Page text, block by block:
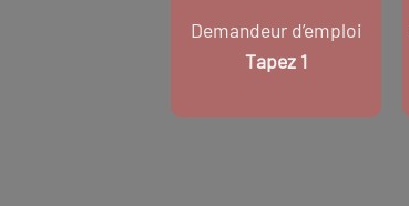
Demandeur d’emploi
Tapez 1